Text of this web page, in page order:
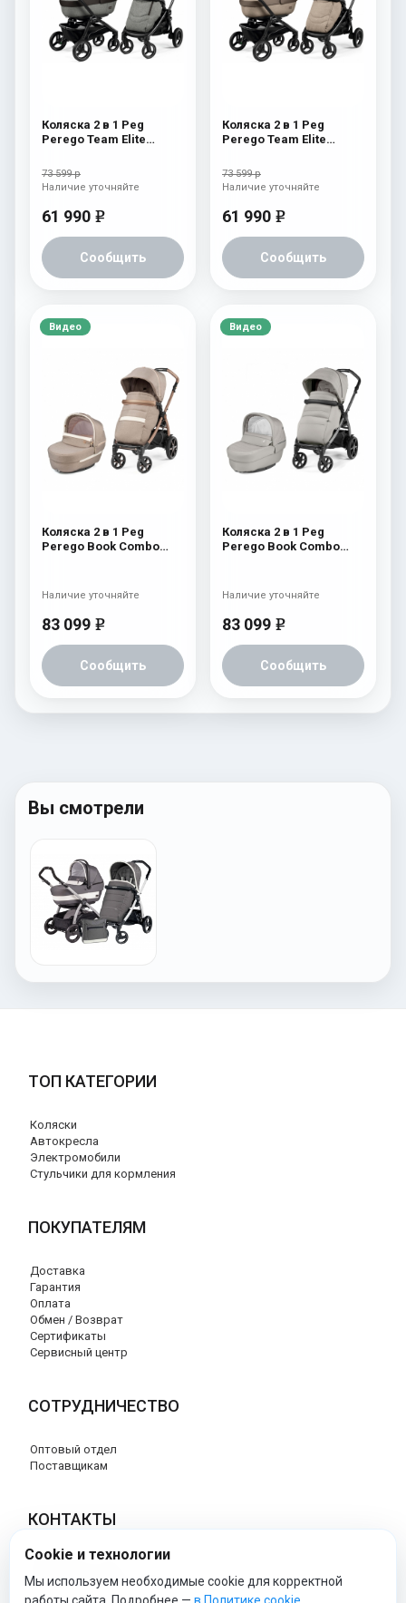
Коляска 2 в 1 Peg
Perego Team Elite
73 599 р
61 990 e
Сообщить
Наличие уточняйте
Коляска 2 в 1 Peg
Perego Team Elite
73 599 р
61 990 e
Сообщить
Наличие уточняйте
Видео
Коляска 2 в 1 Peg
Perego Book Combo
83 099 e
Сообщить
Наличие уточняйте
Видео
Коляска 2 в 1 Peg
Perego Book Combo
83 099 e
Сообщить
Наличие уточняйте
Вы смотрели
ТОП КАТЕГОРИИ
Коляски
Автокресла
Электромобили
Стульчики для кормления
ПОКУПАТЕЛЯМ
Доставка
Гарантия
Оплата
Обмен / Возврат
Сертификаты
Сервисный центр
СОТРУДНИЧЕСТВО
Оптовый отдел
Поставщикам
КОНТАКТЫ
8 (800) 707-17-56
info@peg-perego-market.ru
Cookie и технологии
Мы используем необходимые cookie для корректной